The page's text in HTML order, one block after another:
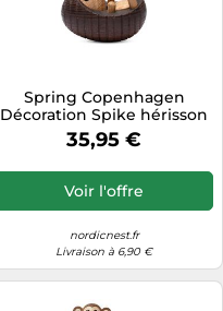
Spring Copenhagen
Décoration Spike hérisson
4 cm Frêne thermo chauffé
35,95 €
Voir l'offre
nordicnest.fr
Livraison à 6,90 €